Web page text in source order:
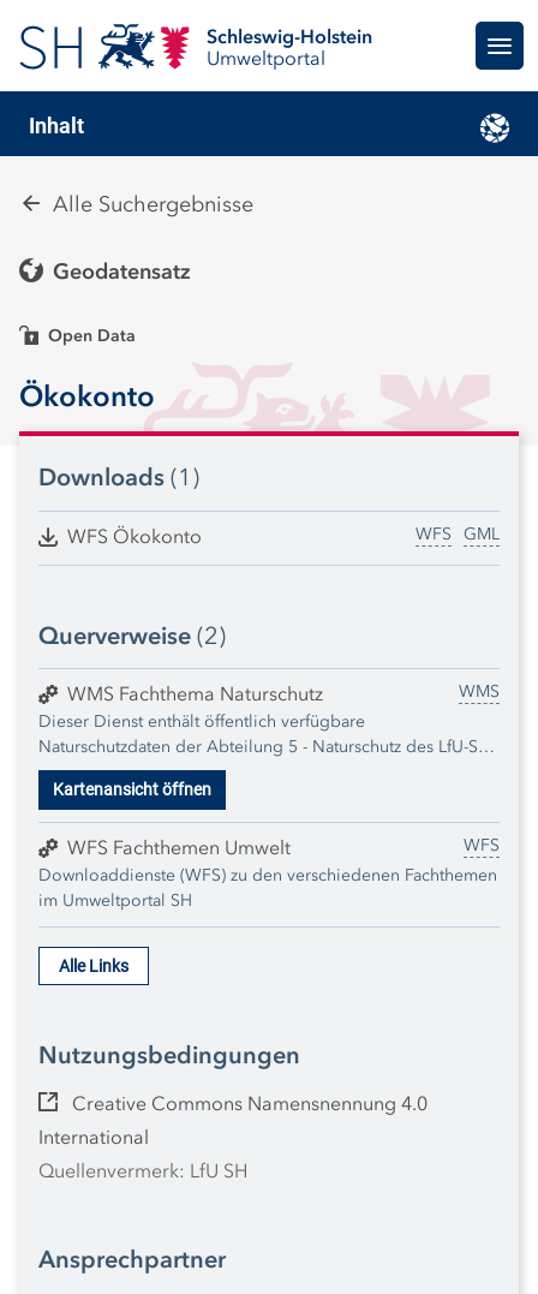
Schleswig-Holstein
Umweltportal
Alle Suchergebnisse
Geodatensatz
Open Data
Ökokonto
Inhalt
Downloads (1)
GML
WFS
WFS Ökokonto
Querverweise (2)
WMS
WMS Fachthema Naturschutz
Dieser Dienst enthält öffentlich verfügbare
Naturschutzdaten der Abteilung 5 - Naturschutz des LfU-SH.
Informationen zu den einzelnen Karten können jeweils den
zugehörigen Metadaten zu den einzelnen Datensätzen
entnommen werden. Der Dienst wird regelmäßig um neu
publizierte Daten erweitert.
Kartenansicht öffnen
WFS
WFS Fachthemen Umwelt
Downloaddienste (WFS) zu den verschiedenen Fachthemen
im Umweltportal SH
Alle Links
Nutzungsbedingungen
Creative Commons Namensnennung 4.0
International
Quellenvermerk: LfU SH
Ansprechpartner